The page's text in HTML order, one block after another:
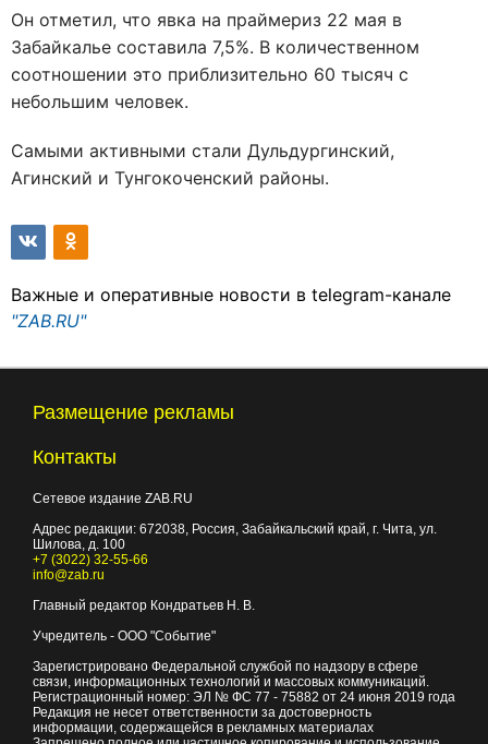
Он отметил, что явка на праймериз 22 мая в
Забайкалье составила 7,5%. В количественном
соотношении это приблизительно 60 тысяч с
небольшим человек.
Самыми активными стали Дульдургинский,
Агинский и Тунгокоченский районы.
Важные и оперативные новости в telegram-канале
"ZAB.RU"
Размещение рекламы
Контакты
Сетевое издание ZAB.RU
Адрес редакции: 672038, Россия, Забайкальский край, г. Чита, ул.
Шилова, д. 100
+7 (3022) 32-55-66
info@zab.ru
Главный редактор Кондратьев Н. В.
Учредитель - ООО "Событие"
Зарегистрировано Федеральной службой по надзору в сфере
связи, информационных технологий и массовых коммуникаций.
Регистрационный номер: ЭЛ № ФС 77 - 75882 от 24 июня 2019 года
Редакция не несет ответственности за достоверность
информации, содержащейся в рекламных материалах